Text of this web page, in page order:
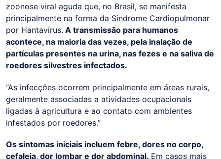
zoonose viral aguda que, no Brasil, se manifesta
principalmente na forma da Síndrome Cardiopulmonar
por Hantavírus. A transmissão para humanos
acontece, na maioria das vezes, pela inalação de
partículas presentes na urina, nas fezes e na saliva de
roedores silvestres infectados.
“As infecções ocorrem principalmente em áreas rurais,
geralmente associadas a atividades ocupacionais
ligadas à agricultura e ao contato com ambientes
infestados por roedores.”
Os sintomas iniciais incluem febre, dores no corpo,
cefaleia, dor lombar e dor abdominal. Em casos mais